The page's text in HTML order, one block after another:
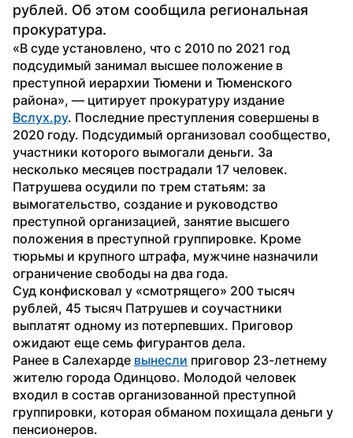
рублей. Об этом сообщила региональная
прокуратура.
«В суде установлено, что с 2010 по 2021 год
подсудимый занимал высшее положение в
преступной иерархии Тюмени и Тюменского
Вслух.ру. Последние преступления совершены в
2020 году. Подсудимый организовал сообщество,
участники которого вымогали деньги. За
несколько месяцев пострадали 17 человек.
Патрушева осудили по трем статьям: за
вымогательство, создание и руководство
преступной организацией, занятие высшего
положения в преступной группировке. Кроме
тюрьмы и крупного штрафа, мужчине назначили
ограничение свободы на два года.
Суд конфисковал у «смотрящего» 200 тысяч
рублей, 45 тысяч Патрушев и соучастники
выплатят одному из потерпевших. Приговор
ожидают еще семь фигурантов дела.
Ранее в Салехарде вынесли приговор 23-летнему
жителю города Одинцово. Молодой человек
входил в состав организованной преступной
группировки, которая обманом похищала деньги у
пенсионеров.